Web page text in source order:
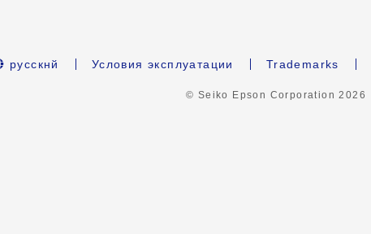
русскнй Условия эксплуатации Trademarks
© Seiko Epson Corporation2026